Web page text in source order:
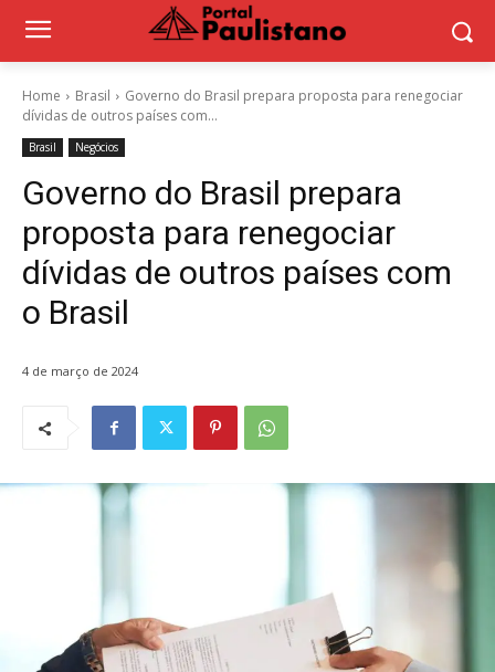
Home Brasil
Governo do Brasil prepara proposta para renegociar
dívidas de outros países com...
Brasil Negócios
Governo do Brasil prepara
proposta para renegociar
dívidas de outros países com
o Brasil
4 de março de 2024